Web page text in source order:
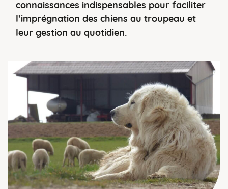
connaissances indispensables pour faciliter
l’imprégnation des chiens au troupeau et
leur gestion au quotidien.